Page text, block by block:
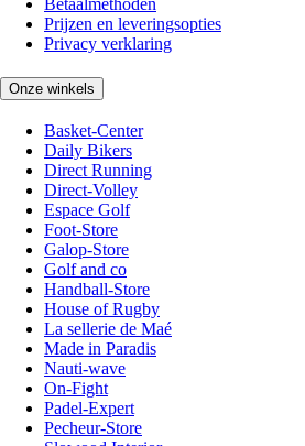
Betaalmethoden
Prijzen en leveringsopties
Privacy verklaring
Onze winkels
Basket-Center
Daily Bikers
Direct Running
Direct-Volley
Espace Golf
Foot-Store
Galop-Store
Golf and co
Handball-Store
House of Rugby
La sellerie de Maé
Made in Paradis
Nauti-wave
On-Fight
Padel-Expert
Pecheur-Store